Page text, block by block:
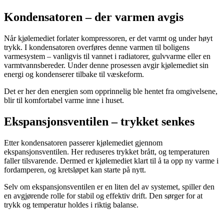
Kondensatoren – der varmen avgis
Når kjølemediet forlater kompressoren, er det varmt og under høyt
trykk. I kondensatoren overføres denne varmen til boligens
varmesystem – vanligvis til vannet i radiatorer, gulvvarme eller en
varmtvannsbereder. Under denne prosessen avgir kjølemediet sin
energi og kondenserer tilbake til væskeform.
Det er her den energien som opprinnelig ble hentet fra omgivelsene,
blir til komfortabel varme inne i huset.
Ekspansjonsventilen – trykket senkes
Etter kondensatoren passerer kjølemediet gjennom
ekspansjonsventilen. Her reduseres trykket brått, og temperaturen
faller tilsvarende. Dermed er kjølemediet klart til å ta opp ny varme i
fordamperen, og kretsløpet kan starte på nytt.
Selv om ekspansjonsventilen er en liten del av systemet, spiller den
en avgjørende rolle for stabil og effektiv drift. Den sørger for at
trykk og temperatur holdes i riktig balanse.